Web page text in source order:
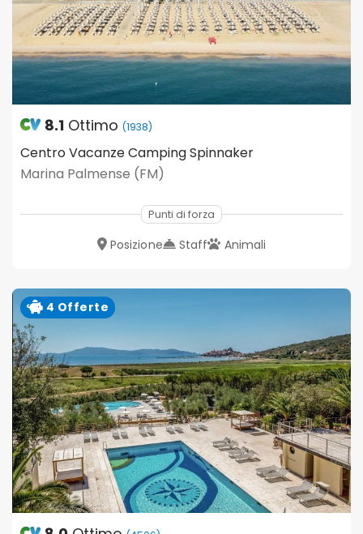
8.1 Ottimo (1938)
Centro Vacanze Camping Spinnaker
Marina Palmense (FM)
Punti di forza
Posizione Staff Animali
4 Offerte